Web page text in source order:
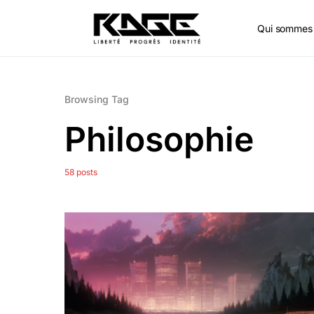
Qui
Browsing Tag
Philosophie
58 posts